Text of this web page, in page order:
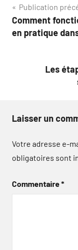
de
Publication
Comment
en pratique
Les
Laisser un
Votre adresse e-
obligatoires sont
Commentaire*